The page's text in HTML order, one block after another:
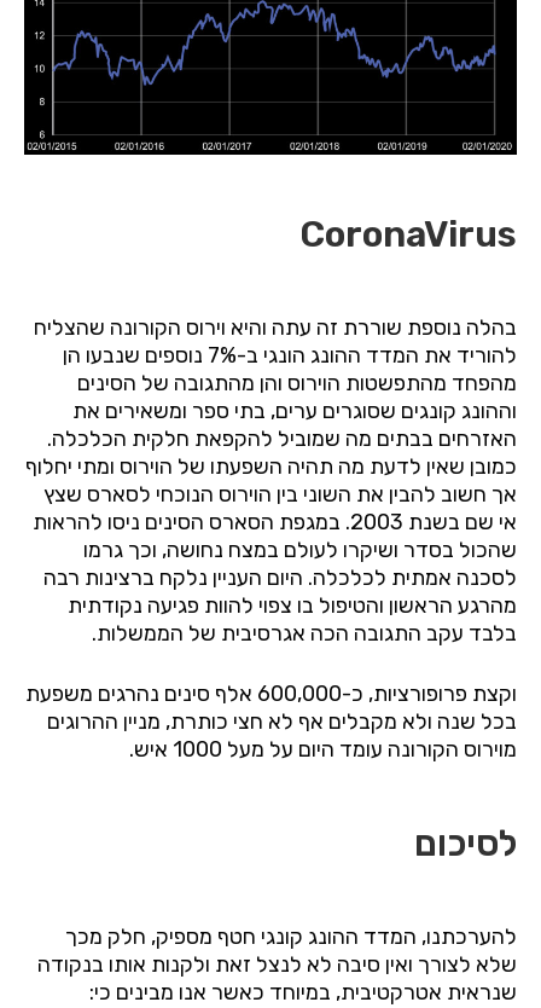
CoronaVirus
בהלה נוספת שוררת זה עתה והיא וירוס הקורונה שהצליח
להוריד את המדד ההונג הונגי ב-7% נוספים שנבעו הן
מהפחד מהתפשטות הוירוס והן מהתגובה של הסינים
וההונג קונגים שסוגרים ערים, בתי ספר ומשאירים את
האזרחים בבתים מה שמוביל להקפאת חלקית הכלכלה.
כמובן שאין לדעת מה תהיה השפעתו של הוירוס ומתי יחלוף
אך חשוב להבין את השוני בין הוירוס הנוכחי לסארס שצץ
אי שם בשנת 2003. במגפת הסארס הסינים ניסו להראות
שהכול בסדר ושיקרו לעולם במצח נחושה, וכך גרמו
לסכנה אמתית לכלכלה. היום העניין נלקח ברצינות רבה
מהרגע הראשון והטיפול בו צפוי להוות פגיעה נקודתית
בלבד עקב התגובה הכה אגרסיבית של הממשלות.
וקצת פרופורציות, כ-600,000 אלף סינים נהרגים משפעת
בכל שנה ולא מקבלים אף לא חצי כותרת, מניין ההרוגים
מוירוס הקורונה עומד היום על מעל 1000 איש.
לסיכום
להערכתנו, המדד ההונג קונגי חטף מספיק, חלק מכך
שלא לצורך ואין סיבה לא לנצל זאת ולקנות אותו בנקודה
שנראית אטרקטיבית, במיוחד כאשר אנו מבינים כי: